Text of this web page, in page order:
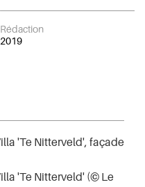
Rédaction
2019